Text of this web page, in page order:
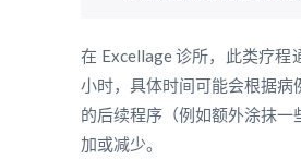
在 Excellage 诊所，此类疗程
小时，具体时间可能会根据病
的后续程序（例如额外涂抹一
加或减少。